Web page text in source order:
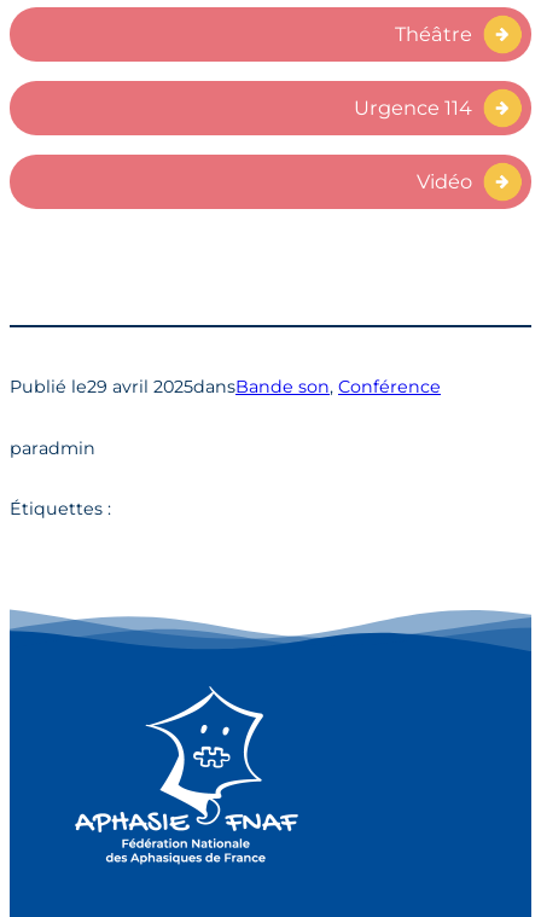
Théâtre
Urgence 114
Vidéo
Publié le29 avril 2025dansBande son, Conférence
paradmin
Étiquettes :